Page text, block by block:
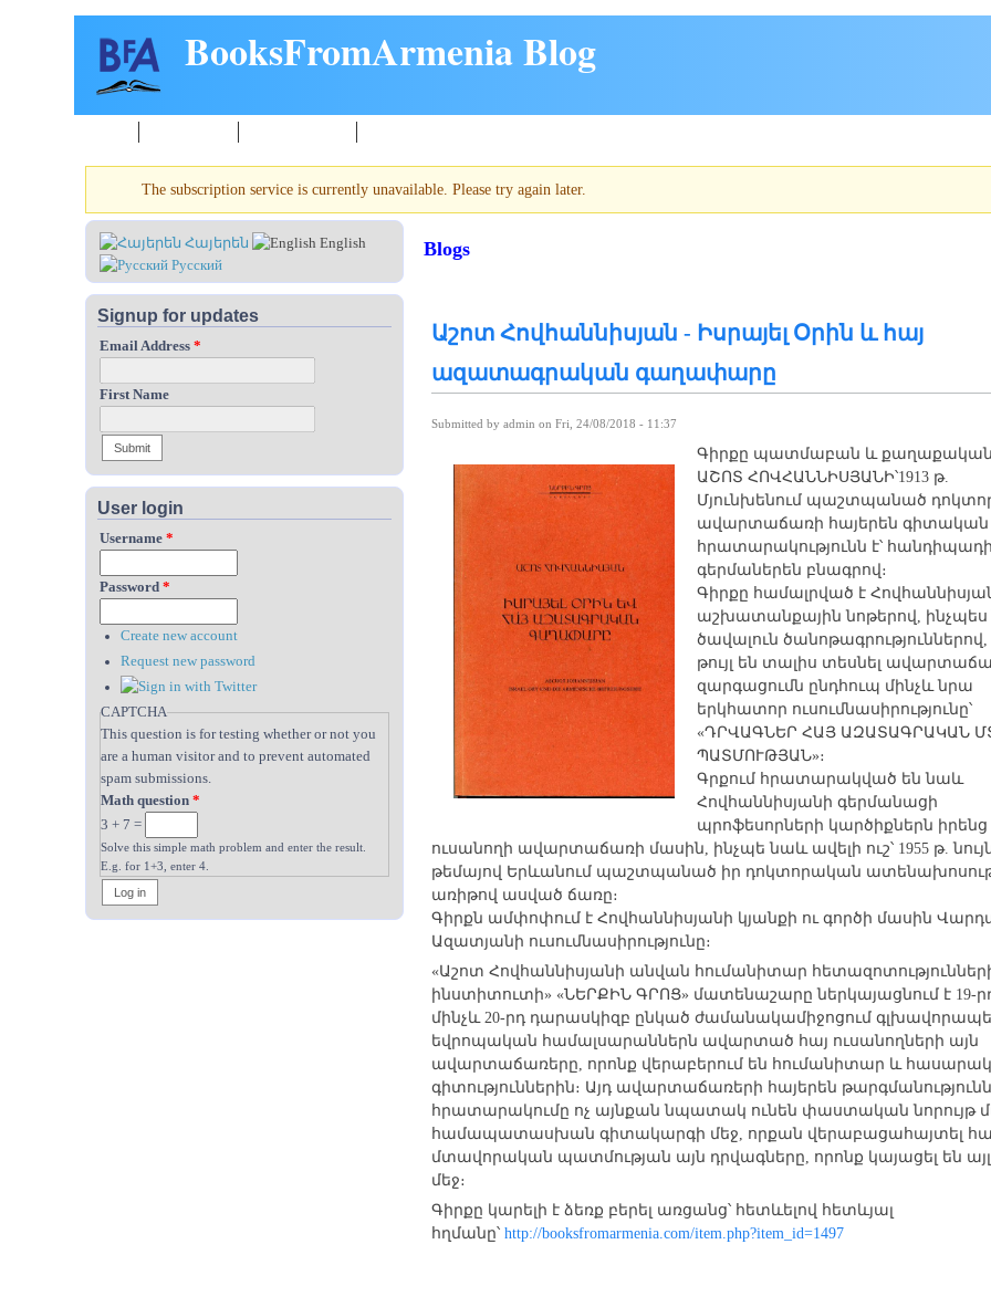
BooksFromArmenia Blog
Warning message
The subscription service is currently unavailable. Please try again later.
Blogs
Աշոտ Հովհաննիսյան - Իսրայել Օրին և հայ
ազատագրական գաղափարը
Submitted by admin on Fri, 24/08/2018 - 11:37
Գիրքը պատմաբան և քաղաքական
ԱՇՈՏ ՀՈՎՀԱՆՆԻՍՅԱՆԻ՝1913 թ.
Մյունխենում պաշտպանած
ավարտաճառի հայերեն գիտական
հրատարակությունն է՝
գերմաներեն բնագրով։
Գիրքը համալրված է
աշխատանքային նոթերով,
ծավալուն ծանոթագրություններով,
թույլ են տալիս տեսնել
զարգացումն ընդհուպ մինչև նրա
երկհատոր ուսումնասիրությունը՝
«ԴՐՎԱԳՆԵՐ ՀԱՅ ԱԶԱՏԱԳՐԱԿԱՆ
ՊԱՏՄՈՒԹՅԱՆ»։
Գրքում հրատարակված են նաև
Հովհաննիսյանի գերմանացի
պրոֆեսորների կարծիքներն իրենց
ուսանողի ավարտաճառի մասին, ինչպե նաև ավելի ուշ՝ 1955 թ.
թեմայով Երևանում պաշտպանած իր դոկտորական
առիթով ասված ճառը։
Գիրքն ամփոփում է Հովհաննիսյանի կյանքի ու գործի մասին
Ազատյանի ուսումնասիրությունը։
«Աշոտ Հովհաննիսյանի անվան հումանիտար
ինստիտուտի» «ՆԵՐՔԻՆ ԳՐՈՑ» մատենաշարը ներկայացնում է 19-
մինչև 20-րդ դարասկիզբ ընկած ժամանակամիջոցում
եվրոպական համալսարաններն ավարտած հայ ուսանողների այն
ավարտաճառերը, որոնք վերաբերում են հումանիտար և
գիտություններին։ Այդ ավարտաճառերի հայերեն թարգմանությունն
հրատարակումը ոչ այնքան նպատակ ունեն փաստական նորույթ
համապատասխան գիտակարգի մեջ, որքան վերաբացահայտել
մտավորական պատմության այն դրվագները, որոնք կայացել են
մեջ։​
Գիրքը կարելի է ձեռք բերել առցանց՝ հետևելով հետևյալ
հղմանը՝ http://booksfromarmenia.com/item.php?item_id=1497
Հայերեն
English
Русский
Signup for updates
Email Address*
First Name
User login
Username*
Password*
Create new account
Request new password
CAPTCHA
This question is for testing whether or not you
are a human visitor and to prevent automated
spam submissions.
Math question*
3 + 7 =
Solve this simple math problem and enter the result.
E.g. for 1+3, enter 4.